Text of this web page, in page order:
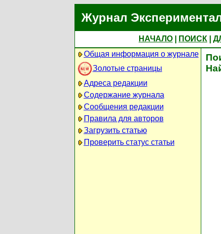
Журнал
НАЧАЛО ПОИСК
Общая информация о журнале
Золотые страницы
Адреса редакции
Содержание журнала
Сообщения редакции
Правила для авторов
Загрузить статью
Проверить статус статьи